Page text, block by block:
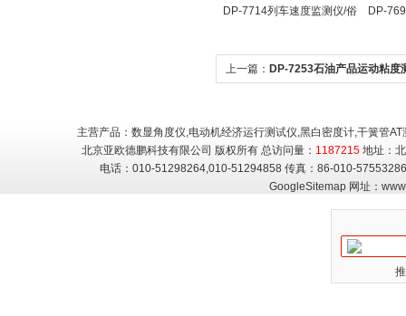
计/便携式照度计
器/自
DP-7714列车速度监测仪/俗
DP-
上一篇： DP-7253石油产品运动粘度
主营产品：数显角度仪,电动机经济运行测试仪,黑白密度计,干簧管
北京亚欧德鹏科技有限公司 版权所有 总访问量： 1187215 地址：
电话：010-51298264,010-51294858 传真：86-010-
GoogleSitemap网址：